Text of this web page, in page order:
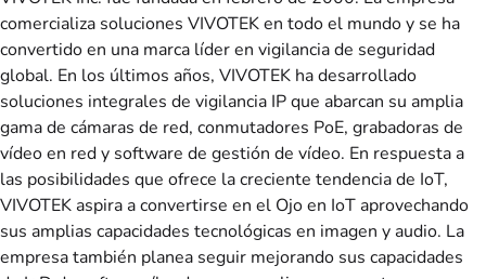
comercializa soluciones VIVOTEK en todo el mundo y se ha
convertido en una marca líder en vigilancia de seguridad
global. En los últimos años, VIVOTEK ha desarrollado
soluciones integrales de vigilancia IP que abarcan su amplia
gama de cámaras de red, conmutadores PoE, grabadoras de
vídeo en red y software de gestión de vídeo. En respuesta a
las posibilidades que ofrece la creciente tendencia de IoT,
VIVOTEK aspira a convertirse en el Ojo en IoT aprovechando
sus amplias capacidades tecnológicas en imagen y audio. La
empresa también planea seguir mejorando sus capacidades